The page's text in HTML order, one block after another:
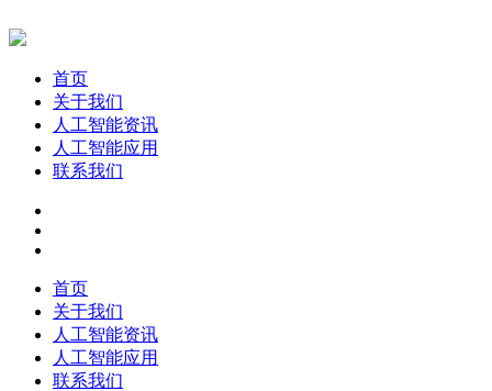
首页
关于我们
人工智能资讯
人工智能应用
联系我们
首页
关于我们
人工智能资讯
人工智能应用
联系我们